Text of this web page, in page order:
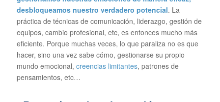
desbloqueamos nuestro verdadero potencial. La
práctica de técnicas de comunicación, liderazgo, gestión de
equipos, cambio profesional, etc, es entonces mucho más
eficiente. Porque muchas veces, lo que paraliza no es que
hacer, sino una vez sabe cómo, gestionarse su propio
mundo emocional, creencias limitantes, patrones de
pensamientos, etc…